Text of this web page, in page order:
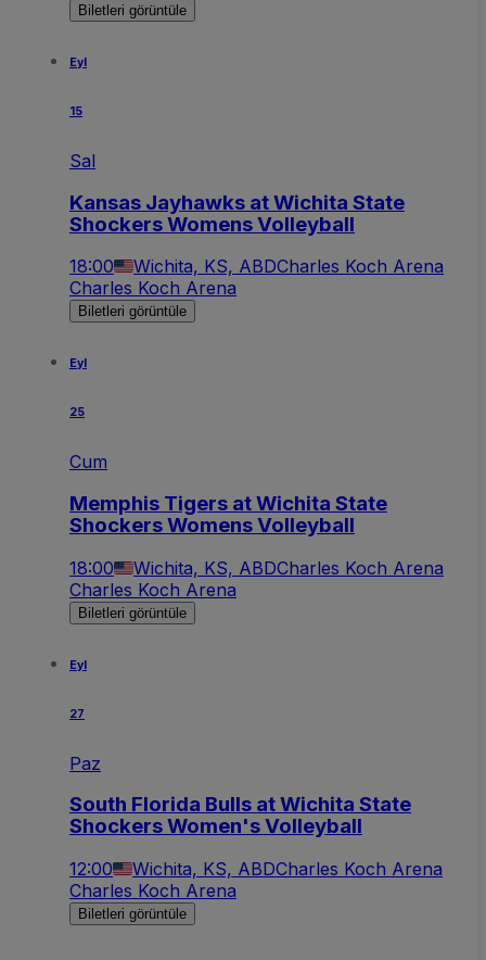
Biletleri görüntüle
Eyl
15
Sal
Kansas Jayhawks at Wichita State
Shockers Womens Volleyball
18:00 Wichita, KS, ABDCharles Koch Arena
Charles Koch Arena
Biletleri görüntüle
Eyl
25
Cum
Memphis Tigers at Wichita State
Shockers Womens Volleyball
18:00 Wichita, KS, ABDCharles Koch Arena
Charles Koch Arena
Biletleri görüntüle
Eyl
27
Paz
South Florida Bulls at Wichita State
Shockers Women's Volleyball
12:00 Wichita, KS, ABDCharles Koch Arena
Charles Koch Arena
Biletleri görüntüle